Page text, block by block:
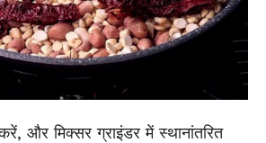
और मिक्सर ग्राइंडर में स्थानांतरित